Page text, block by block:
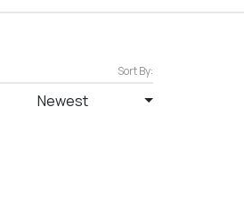
Sort By:
Newest